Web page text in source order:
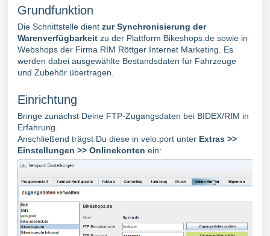
Grundfunktion
Die Schnittstelle dient zur Synchronisierung der
Warenverfügbarkeit zu der Plattform Bikeshops.de sowie in
Webshops der Firma RIM Röttger Internet Marketing. Es
werden dabei ausgewählte Bestandsdaten für Fahrzeuge
und Zubehör übertragen.
Einrichtung
Bringe zunächst Deine FTP-Zugangsdaten bei BIDEX/RIM in
Erfahrung.
Anschließend trägst Du diese in velo.port unter Extras >>
Einstellungen >> Onlinekonten ein: